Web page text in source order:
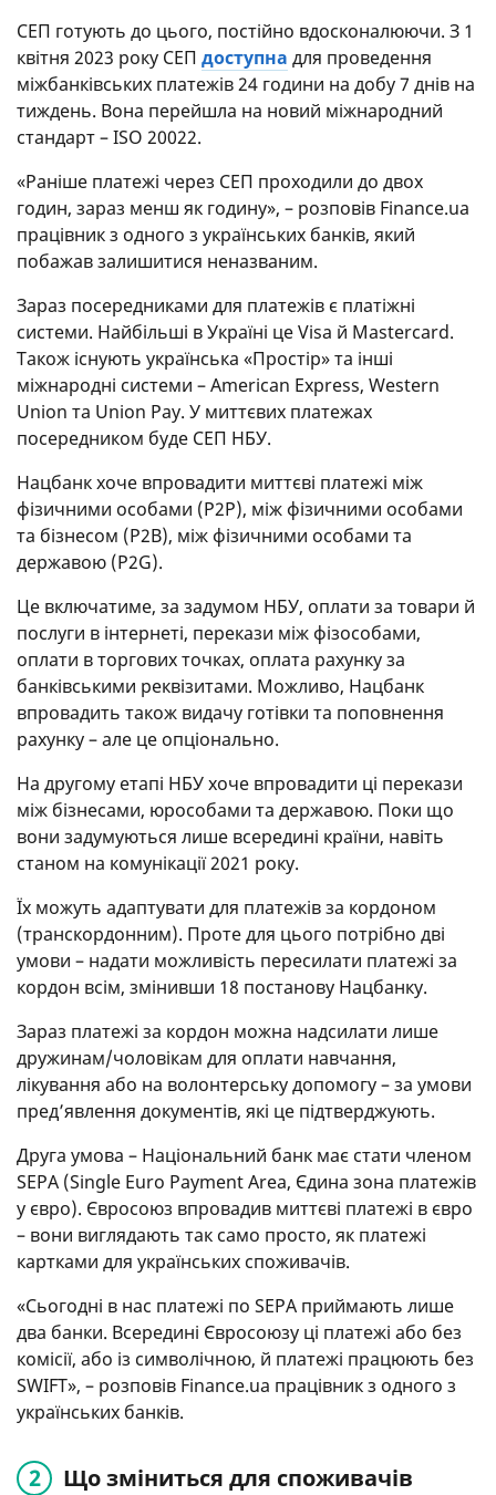
СЕП готують до цього, постійно вдосконалюючи. З 1
квітня 2023 року СЕП доступна для проведення
міжбанківських платежів 24 години на добу 7 днів на
тиждень. Вона перейшла на новий міжнародний
стандарт – ISO 20022.
«Раніше платежі через СЕП проходили до двох
годин, зараз менш як годину», – розповів Finance.ua
працівник з одного з українських банків, який
побажав залишитися неназваним.
Зараз посередниками для платежів є платіжні
системи. Найбільші в Україні це Visa й Mastercard.
Також існують українська «Простір» та інші
міжнародні системи – American Express, Western
Union та Union Pay. У миттєвих платежах
посередником буде СЕП НБУ.
Нацбанк хоче впровадити миттєві платежі між
фізичними особами (P2P), між фізичними особами
та бізнесом (P2B), між фізичними особами та
державою (P2G).
Це включатиме, за задумом НБУ, оплати за товари й
послуги в інтернеті, перекази між фізособами,
оплати в торгових точках, оплата рахунку за
банківськими реквізитами. Можливо, Нацбанк
впровадить також видачу готівки та поповнення
рахунку – але це опціонально.
На другому етапі НБУ хоче впровадити ці перекази
між бізнесами, юрособами та державою. Поки що
вони задумуються лише всередині країни, навіть
станом на комунікації 2021 року.
Їх можуть адаптувати для платежів за кордоном
(транскордонним). Проте для цього потрібно дві
умови – надати можливість пересилати платежі за
кордон всім, змінивши 18 постанову Нацбанку.
Зараз платежі за кордон можна надсилати лише
дружинам/чоловікам для оплати навчання,
лікування або на волонтерську допомогу – за умови
пред’явлення документів, які це підтверджують.
Друга умова – Національний банк має стати членом
SEPA (Single Euro Payment Area, Єдина зона платежів
у євро). Євросоюз впровадив миттєві платежі в євро
– вони виглядають так само просто, як платежі
картками для українських споживачів.
«Сьогодні в нас платежі по SEPA приймають лише
два банки. Всередині Євросоюзу ці платежі або без
комісії, або із символічною, й платежі працюють без
SWIFT», – розповів Finance.ua працівник з одного з
українських банків.
Що зміниться для споживачів